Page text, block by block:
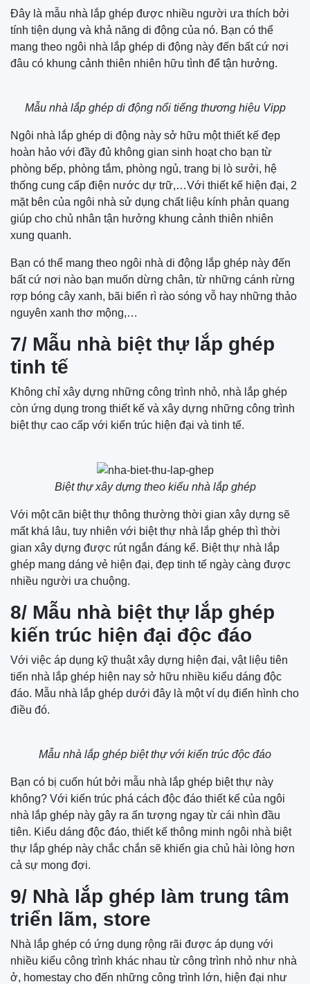
Đây là mẫu nhà lắp ghép được nhiều người ưa thích bởi
tính tiện dụng và khả năng di động của nó. Bạn có thể
mang theo ngôi nhà lắp ghép di động này đến bất cứ nơi
đâu có khung cảnh thiên nhiên hữu tình để tận hưởng.
Mẫu nhà lắp ghép di động nổi tiếng thương hiệu Vipp
Ngôi nhà lắp ghép di động này sở hữu một thiết kế đẹp
hoàn hảo với đầy đủ không gian sinh hoạt cho bạn từ
phòng bếp, phòng tắm, phòng ngủ, trang bị lò sưởi, hệ
thống cung cấp điện nước dự trữ,…Với thiết kế hiện đại, 2
mặt bên của ngôi nhà sử dụng chất liệu kính phản quang
giúp cho chủ nhân tận hưởng khung cảnh thiên nhiên
xung quanh.
Bạn có thể mang theo ngôi nhà di động lắp ghép này đến
bất cứ nơi nào bạn muốn dừng chân, từ những cánh rừng
rợp bóng cây xanh, bãi biển rì rào sóng vỗ hay những thảo
nguyên xanh thơ mộng,…
7/ Mẫu nhà biệt thự lắp ghép
tinh tế
Không chỉ xây dựng những công trình nhỏ, nhà lắp ghép
còn ứng dụng trong thiết kế và xây dựng những công trình
biệt thự cao cấp với kiến trúc hiện đại và tinh tế.
Biệt thự xây dựng theo kiểu nhà lắp ghép
Với một căn biệt thự thông thường thời gian xây dựng sẽ
mất khá lâu, tuy nhiên với biệt thự nhà lắp ghép thì thời
gian xây dựng được rút ngắn đáng kể. Biệt thự nhà lắp
ghép mang dáng vẻ hiện đại, đẹp tinh tế ngày càng được
nhiều người ưa chuộng.
8/ Mẫu nhà biệt thự lắp ghép
kiến trúc hiện đại độc đáo
Với việc áp dụng kỹ thuật xây dựng hiện đại, vật liệu tiên
tiến nhà lắp ghép hiện nay sở hữu nhiều kiểu dáng độc
đáo. Mẫu nhà lắp ghép dưới đây là một ví dụ điển hình cho
điều đó.
Mẫu nhà lắp ghép biệt thự với kiến trúc độc đáo
Bạn có bị cuốn hút bởi mẫu nhà lắp ghép biệt thự này
không? Với kiến trúc phá cách độc đáo thiết kế của ngôi
nhà lắp ghép này gây ra ấn tượng ngay từ cái nhìn đầu
tiên. Kiểu dáng độc đáo, thiết kế thông minh ngôi nhà biệt
thự lắp ghép này chắc chắn sẽ khiến gia chủ hài lòng hơn
cả sự mong đợi.
9/ Nhà lắp ghép làm trung tâm
triển lãm, store
Nhà lắp ghép có ứng dụng rộng rãi được áp dụng với
nhiều kiểu công trình khác nhau từ công trình nhỏ như nhà
ở, homestay cho đến những công trình lớn, hiện đại như